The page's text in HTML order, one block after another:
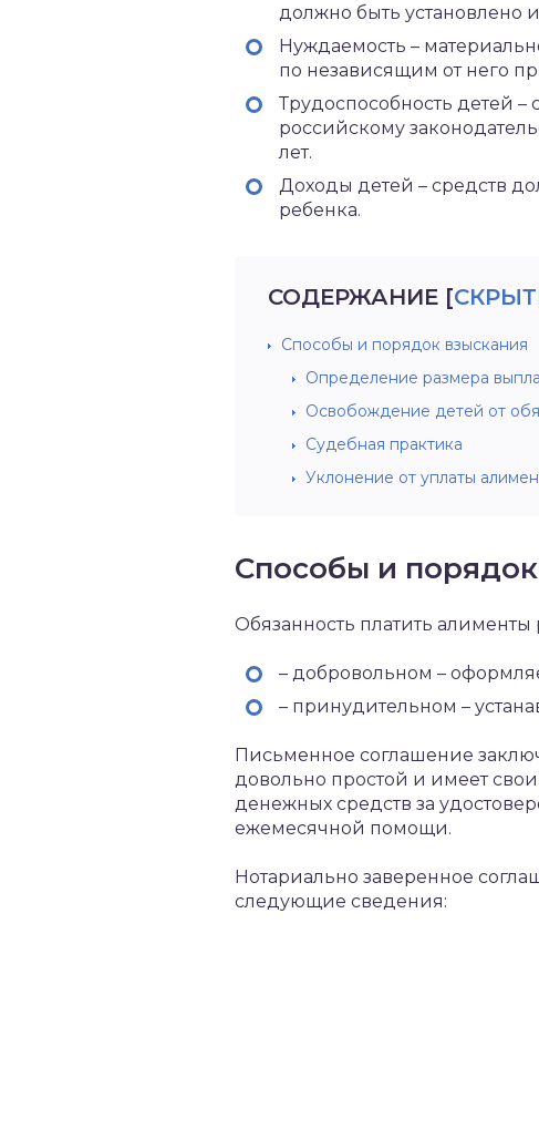
должно быть
Нуждаемость –
по независящим от него
Трудоспособность детей
российскому
лет.
Доходы детей – средств
ребенка.
СОДЕРЖАНИЕ [
Способы и порядок взыскания
Определение размера
Освобождение детей от
Судебная практика
Уклонение от уплаты
Способы и
Обязанность платить
– добровольном –
– принудительном –
Письменное соглашение
довольно простой и имеет
денежных средств за
ежемесячной помощи.
Нотариально заверенное
следующие сведения: